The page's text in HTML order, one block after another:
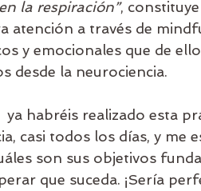
la respiración”,
atención a través de
y emocionales que de
desde la neurociencia.
habréis realizado esta
casi todos los días, y me
son sus objetivos
que suceda. ¡Sería